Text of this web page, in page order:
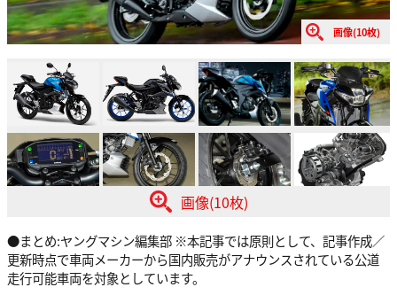
画像(10枚)
画像(10枚)
●まとめ:ヤングマシン編集部 ※本記事では原則として、記事作成／
更新時点で車両メーカーから国内販売がアナウンスされている公道
走行可能車両を対象としています。